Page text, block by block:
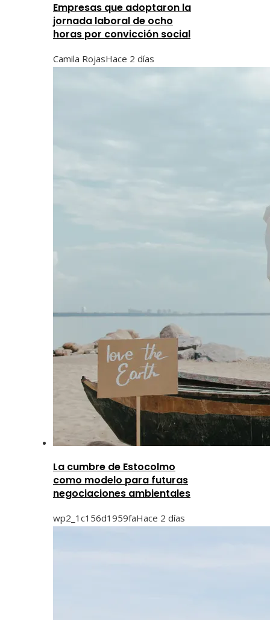
Empresas que adoptaron la
jornada laboral de ocho
horas por convicción social
Camila RojasHace 2 días
La cumbre de Estocolmo
como modelo para futuras
negociaciones ambientales
wp2_1c156d1959faHace 2 días